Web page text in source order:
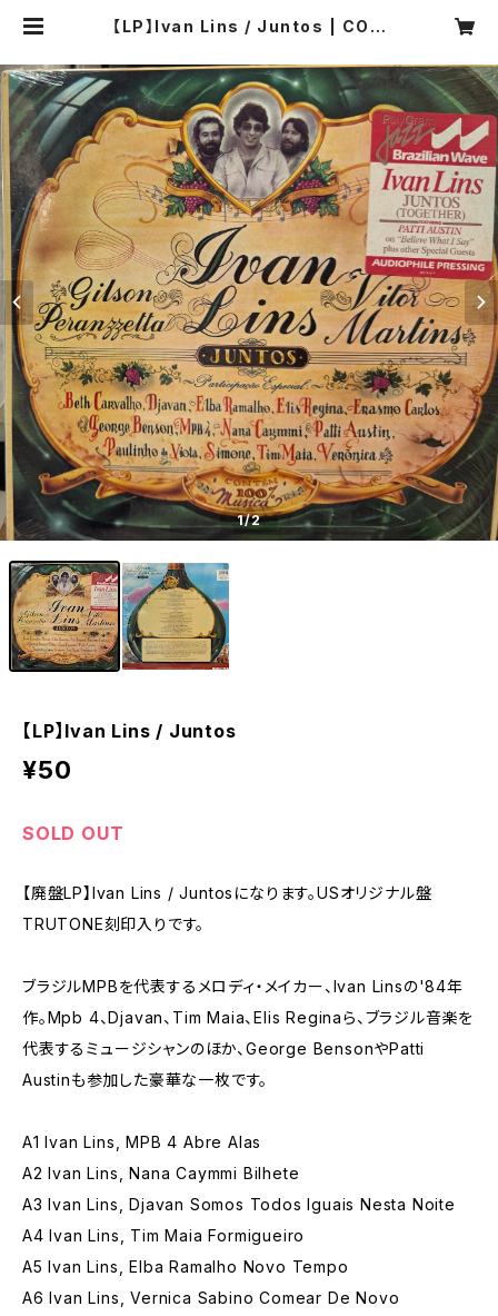
【LP】Ivan Lins / Juntos | COM
1/2
【LP】Ivan Lins / Juntos
¥50
SOLD OUT
【廃盤LP】Ivan Lins / Juntosになります。USオリジナル盤
TRUTONE刻印入りです。
ブラジルMPBを代表するメロディ・メイカー、Ivan Linsの'84年
作。Mpb 4、Djavan、Tim Maia、Elis Reginaら、ブラジル音楽を
代表するミュージシャンのほか、George BensonやPatti
Austinも参加した豪華な一枚です。
A1 Ivan Lins, MPB 4 Abre Alas
A2 Ivan Lins, Nana Caymmi Bilhete
A3 Ivan Lins, Djavan Somos Todos Iguais Nesta Noite
A4 Ivan Lins, Tim Maia Formigueiro
A5 Ivan Lins, Elba Ramalho Novo Tempo
A6 Ivan Lins, Vernica Sabino Comear De Novo